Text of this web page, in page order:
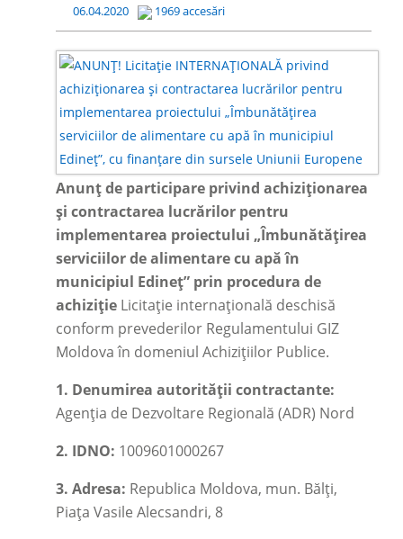
06.04.2020 1969 accesări
Anunț de participare privind achiziționarea
și contractarea lucrărilor pentru
implementarea proiectului „Îmbunătățirea
serviciilor de alimentare cu apă în
municipiul Edineț” prin procedura de
achizițieLicitație internațională deschisă
conform prevederilor Regulamentului GIZ
Moldova în domeniul Achizițiilor Publice.
1. Denumirea autorității contractante:
Agenția de Dezvoltare Regională (ADR) Nord
2. IDNO: 1009601000267
3. Adresa: Republica Moldova, mun. Bălți,
Piața Vasile Alecsandri, 8